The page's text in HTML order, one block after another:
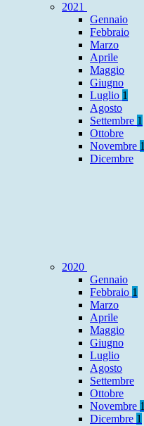
2021
Gennaio
Febbraio
Marzo
Aprile
Maggio
Giugno
Luglio 1
Agosto
Settembre 1
Ottobre
Novembre 1
Dicembre
2020
Gennaio
Febbraio 1
Marzo
Aprile
Maggio
Giugno
Luglio
Agosto
Settembre
Ottobre
Novembre 1
Dicembre 1